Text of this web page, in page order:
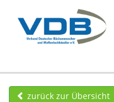
zurück zur Übersicht